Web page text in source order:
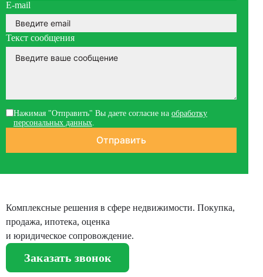
E-mail
Текст сообщения
Нажимая "Отправить" Вы даете согласие на обработку
персональных данных.
Комплексные решения в сфере недвижимости. Покупка,
продажа, ипотека, оценка
и юридическое сопровождение.
Заказать звонок